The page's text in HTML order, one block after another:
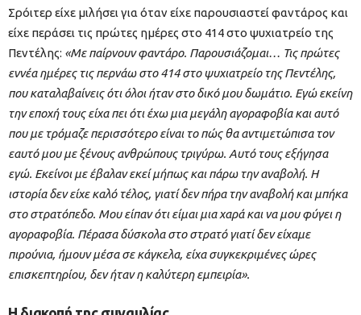
Σρόιτερ είχε μιλήσει για όταν είχε παρουσιαστεί φαντάρος και
είχε περάσει τις πρώτες ημέρες στο 414 στο ψυχιατρείο της
Πεντέλης: «Με παίρνουν φαντάρο. Παρουσιάζομαι… Τις πρώτες
εννέα ημέρες τις περνάω στο 414 στο ψυχιατρείο της Πεντέλης,
που καταλαβαίνεις ότι όλοι ήταν στο δικό μου δωμάτιο. Εγώ εκείνη
την εποχή τους είχα πει ότι έχω μια μεγάλη αγοραφοβία και αυτό
που με τρόμαζε περισσότερο είναι το πώς θα αντιμετώπισα τον
εαυτό μου με ξένους ανθρώπους τριγύρω. Αυτό τους εξήγησα
εγώ. Εκείνοι με έβαλαν εκεί μήπως και πάρω την αναβολή. Η
ιστορία δεν είχε καλό τέλος, γιατί δεν πήρα την αναβολή και μπήκα
στο στρατόπεδο. Μου είπαν ότι είμαι μια χαρά και να μου φύγει η
αγοραφοβία. Πέρασα δύσκολα στο στρατό γιατί δεν είχαμε
πιρούνια, ήμουν μέσα σε κάγκελα, είχα συγκεκριμένες ώρες
επισκεπτηρίου, δεν ήταν η καλύτερη εμπειρία».